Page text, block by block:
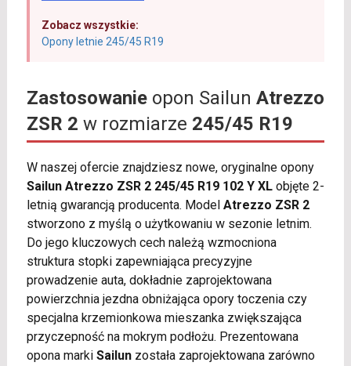
Zobacz wszystkie:
Opony letnie 245/45 R19
Zastosowanieopon Sailun Atrezzo
ZSR 2 w rozmiarze 245/45 R19
W naszej ofercie znajdziesz nowe, oryginalne opony
Sailun Atrezzo ZSR 2 245/45 R19 102 Y XLobjęte 2-
letnią gwarancją producenta. Model Atrezzo ZSR 2
stworzono z myślą o użytkowaniu w sezonie letnim.
Do jego kluczowych cech należą wzmocniona
struktura stopki zapewniająca precyzyjne
prowadzenie auta, dokładnie zaprojektowana
powierzchnia jezdna obniżająca opory toczenia czy
specjalna krzemionkowa mieszanka zwiększająca
przyczepność na mokrym podłożu. Prezentowana
opona marki Sailunzostała zaprojektowana zarówno